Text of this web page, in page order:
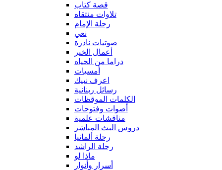
قصة كتاب
تلاوات منتقاه
رحلة الإمام
نعي
صوتيات نادرة
أعمال الخير
دراما من الحياه
أمسيات
اعرف نبيك
رسائل ربنانية
الكلمات الموقظات
أصوات وفتوحات
مناقشات علمية
دروس البث المباشر
رحلة ألمانيا
رحلة الراشد
ماذا لو
أسرار وأنوار